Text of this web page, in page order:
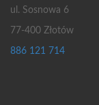
ul. Sosnowa 6
77-400 Złotów
886 121 714